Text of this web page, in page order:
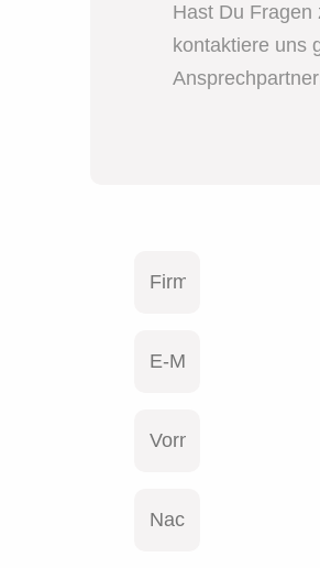
Hast Du Fragen
kontaktiere uns